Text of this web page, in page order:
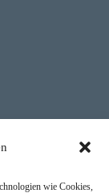
wie Cookies,